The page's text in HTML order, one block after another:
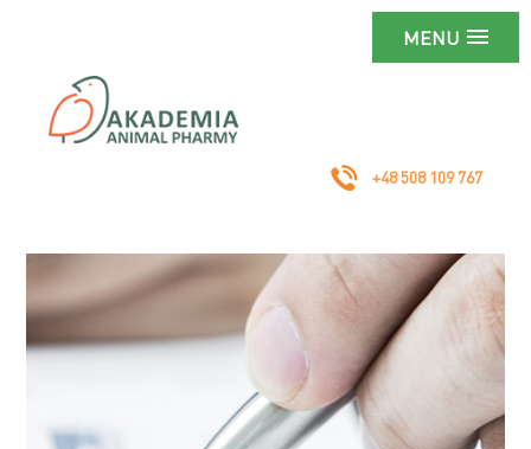
MENU
+48 508 109 767